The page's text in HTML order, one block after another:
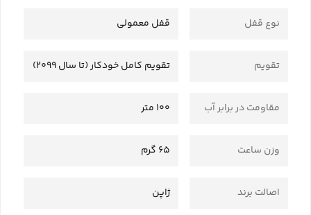
نوع قفل قفل معمولی
تقویم تقویم کامل خودکار (تا سال 2099)
مقاومت در برابر آب 100 متر
وزن ساعت 65 گرم
اصالت برند ژاپن